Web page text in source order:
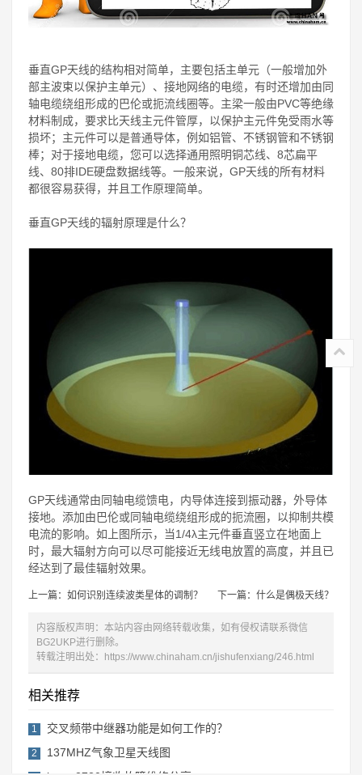
垂直GP天线的结构相对简单，主要包括主单元（一般增加外
部主波束以保护主单元）、接地网络的电缆，有时还增加由同
轴电缆绕组形成的巴伦或扼流线圈等。主梁一般由PVC等绝缘
材料制成，要求比天线主元件管厚，以保护主元件免受雨水等
损坏；主元件可以是普通导体，例如铝管、不锈钢管和不锈钢
棒；对于接地电缆，您可以选择通用照明铜芯线、8芯扁平
线、80排IDE硬盘数据线等。一般来说，GP天线的所有材料
都很容易获得，并且工作原理简单。
垂直GP天线的辐射原理是什么？
GP天线通常由同轴电缆馈电，内导体连接到振动器，外导体
接地。添加由巴伦或同轴电缆绕组形成的扼流圈，以抑制共模
电流的影响。如上图所示，当1/4λ主元件垂直竖立在地面上
时，最大辐射方向可以尽可能接近无线电放置的高度，并且已
经达到了最佳辐射效果。
上一篇：如何识别连续波类星体的调制？ 下一篇：什么是偶极天线？
内容版权声明：本站内容由网络转载收集，如有侵权请联系微信
BG2UKP进行删除。
转载注明出处： https://www.chinaham.cn/jishufenxiang/246.html
相关推荐
1 交叉频带中继器功能是如何工作的？
2 137MHZ气象卫星天线图